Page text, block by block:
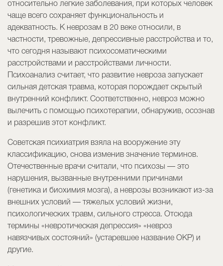
относительно легкие заболевания, при которых человек
чаще всего сохраняет функциональность и
адекватность. К неврозам в 20 веке относили, в
частности, тревожные, депрессивные расстройства и то,
что сегодня называют психосоматическими
расстройствами и расстройствами личности.
Психоанализ считает, что развитие невроза запускает
сильная детская травма, которая порождает скрытый
внутренний конфликт. Соответственно, невроз можно
вылечить с помощью психотерапии, обнаружив, осознав
и разрешив этот конфликт.
Советская психиатрия взяла на вооружение эту
классификацию, снова изменив значение терминов.
Отечественные врачи считали, что психозы — это
нарушения, вызванные внутренними причинами
(генетика и биохимия мозга), а неврозы возникают из-за
внешних условий — тяжелых условий жизни,
психологических травм, сильного стресса. Отсюда
термины «невротическая депрессия» «невроз
навязчивых состояний» (устаревшее название ОКР) и
другие.